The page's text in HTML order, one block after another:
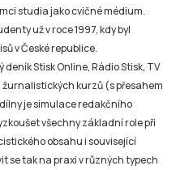
studia jako cvičné médium.
už v roce 1997, kdy byl
v České republice.
Stisk Online, Rádio Stisk, TV
kurzů (s přesahem
je simulace redakčního
všechny základní role při
obsahu i související
se tak na praxi v různých typech